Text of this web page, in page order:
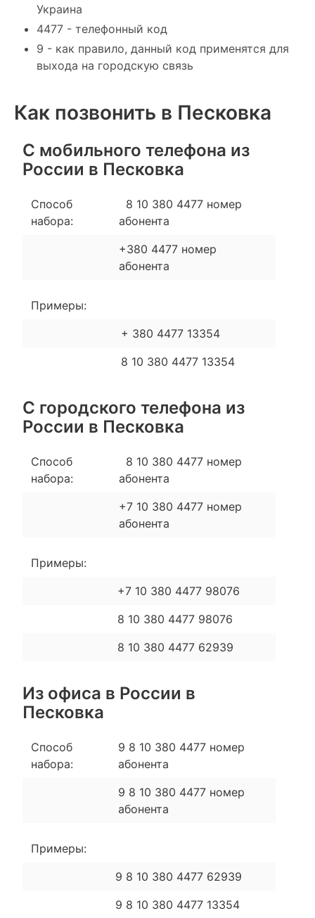
Украина
4477 - телефонный код
9 - как правило, данный код применятся для
выхода на городскую связь
Как позвонить в Песковка
С мобильного телефона из
России в Песковка
Способ
набора:
8 10 380 4477 номер
абонента
+380 4477 номер
абонента
Примеры:
+ 380 4477 13354
8 10 380 4477 13354
С городского телефона из
России в Песковка
Способ
набора:
8 10 380 4477 номер
абонента
+7 10 380 4477 номер
абонента
Примеры:
+7 10 380 4477 98076
8 10 380 4477 98076
8 10 380 4477 62939
Из офиса в России в
Песковка
Способ
набора:
9 8 10 380 4477 номер
абонента
9 8 10 380 4477 номер
абонента
Примеры:
9 8 10 380 4477 62939
9 8 10 380 4477 13354